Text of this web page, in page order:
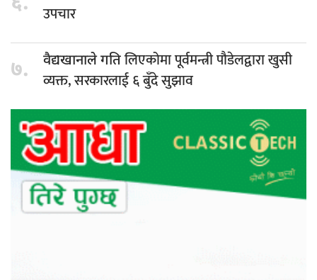
उपचार
७. वैद्यखानाले गतिलिएकोमा पूर्वमन्त्री पौडेलद्वारा खुसी
व्यक्त, सरकारलाई ६ बुँदे सुझाव